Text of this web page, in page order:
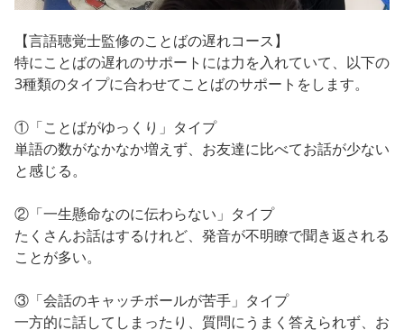
【言語聴覚士監修のことばの遅れコース】
特にことばの遅れのサポートには力を入れていて、以下の
3種類のタイプに合わせてことばのサポートをします。
①「ことばがゆっくり」タイプ
単語の数がなかなか増えず、お友達に比べてお話が少ない
と感じる。
②「一生懸命なのに伝わらない」タイプ
たくさんお話はするけれど、発音が不明瞭で聞き返される
ことが多い。
③「会話のキャッチボールが苦手」タイプ
一方的に話してしまったり、質問にうまく答えられず、お